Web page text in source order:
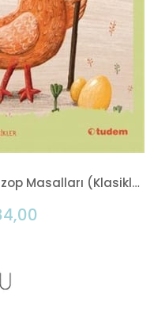
Sen de Oku - Ezop Masalları (Klasikler)